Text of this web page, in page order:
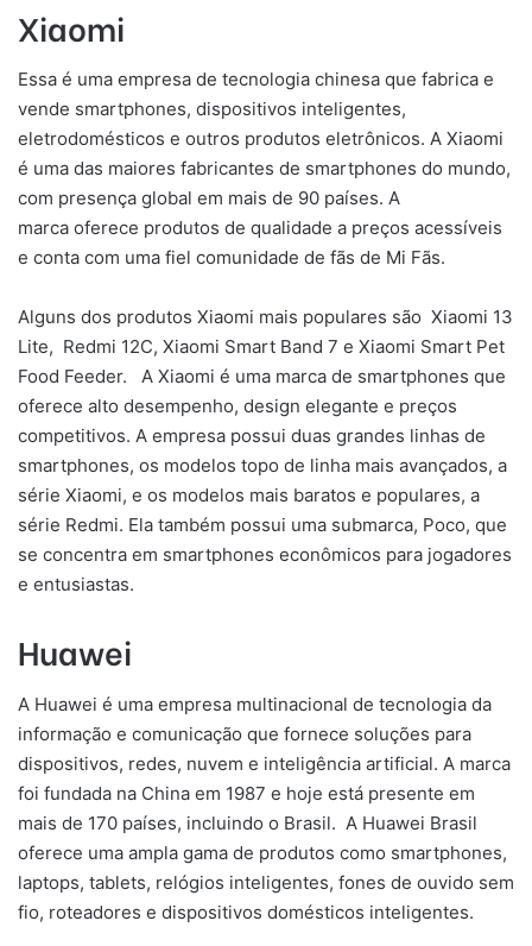
Xiaomi
Essa é uma empresa de tecnologia chinesa que fabrica e
vende smartphones, dispositivos inteligentes,
eletrodomésticos e outros produtos eletrônicos. A Xiaomi
é uma das maiores fabricantes de smartphones do mundo,
com presença global em mais de 90 países. A
marca oferece produtos de qualidade a preços acessíveis
e conta com uma fiel comunidade de fãs de Mi Fãs.
Alguns dos produtos Xiaomi mais populares são Xiaomi 13
Lite, Redmi 12C, Xiaomi Smart Band 7 e Xiaomi Smart Pet
Food Feeder. A Xiaomi é uma marca de smartphones que
oferece alto desempenho, design elegante e preços
competitivos. A empresa possui duas grandes linhas de
smartphones, os modelos topo de linha mais avançados, a
série Xiaomi, e os modelos mais baratos e populares, a
série Redmi. Ela também possui uma submarca, Poco, que
se concentra em smartphones econômicos para jogadores
e entusiastas.
Huawei
A Huawei é uma empresa multinacional de tecnologia da
informação e comunicação que fornece soluções para
dispositivos, redes, nuvem e inteligência artificial. A marca
foi fundada na China em 1987 e hoje está presente em
mais de 170 países, incluindo o Brasil. A Huawei Brasil
oferece uma ampla gama de produtos como smartphones,
laptops, tablets, relógios inteligentes, fones de ouvido sem
fio, roteadores e dispositivos domésticos inteligentes.